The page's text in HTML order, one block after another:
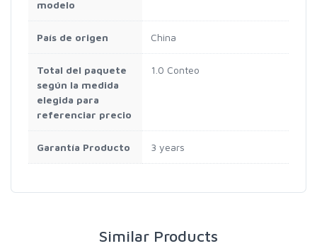
modelo
País de origen China
Total del paquete
según la medida
elegida para
referenciar precio
1.0 Conteo
Garantía Producto 3 years
Similar Products